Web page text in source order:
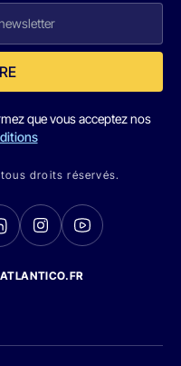
que vous acceptez nos
droits réservés.